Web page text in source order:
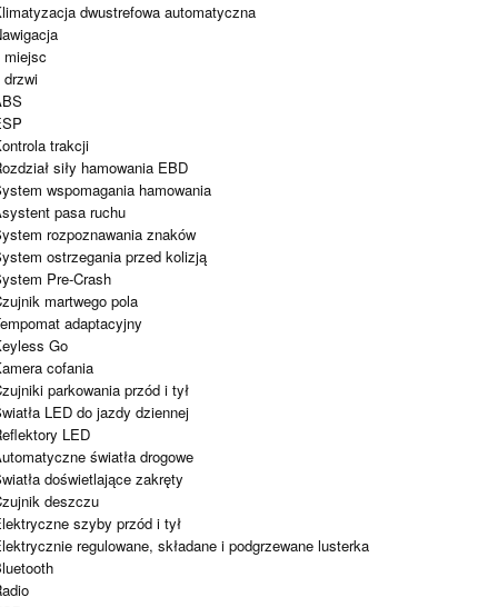
dwustrefowa automatyczna
miejsc
drzwi
trakcji
siły hamowania EBD
wspomagania hamowania
pasa ruchu
rozpoznawania znaków
ostrzegania przed kolizją
Pre-Crash
martwego pola
adaptacyjny
Go
cofania
parkowania przód i tył
LED do jazdy dziennej
LED
światła drogowe
doświetlające zakręty
deszczu
szyby przód i tył
regulowane, składane i podgrzewane lusterka